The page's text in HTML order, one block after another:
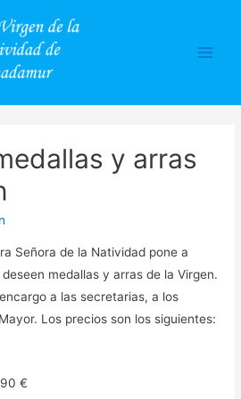
y arras
Señora de la Natividad pone a
medallas y arras de la Virgen.
a las secretarias, a los
Los precios son los siguientes:
90 €